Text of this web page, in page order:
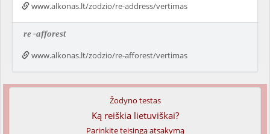
www.alkonas.lt/zodzio/re-address/vertimas
re-afforest
www.alkonas.lt/zodzio/re-afforest/vertimas
Žodyno testas
Ką reiškia lietuviškai?
Parinkite teisingą atsakymą